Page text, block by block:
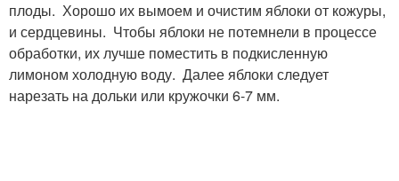
плоды. Хорошо их вымоем и очистим яблоки от кожуры,
и сердцевины. Чтобы яблоки не потемнели в процессе
обработки, их лучше поместить в подкисленную
лимоном холодную воду. Далее яблоки следует
нарезать на дольки или кружочки 6-7 мм.